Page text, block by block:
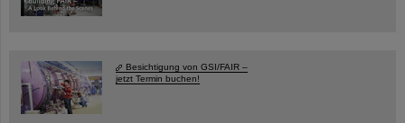
Besichtigung von GSI/FAIR –
jetzt Termin buchen!